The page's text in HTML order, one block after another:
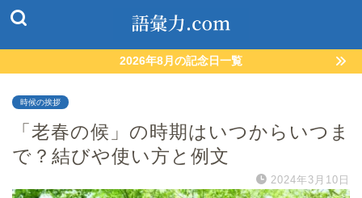
2026年8月の記念日一覧
時候の挨拶
「老春の候」の時期はいつからいつま
で？結びや使い方と例文
2024年3月10日